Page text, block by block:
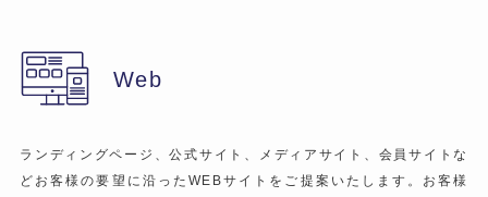
Web
ランディングページ、公式サイト、メディアサイト、会員サイトな
どお客様の要望に沿ったWEBサイトをご提案いたします。お客様